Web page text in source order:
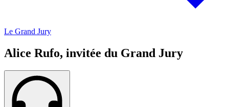
Le Grand Jury
Alice Rufo, invitée du Grand Jury